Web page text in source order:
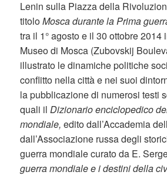
Lenin sulla Piazza della
titoloMosca durante la Prima
tra il 1° agosto e il 30 ottobre 2014
Museo di Mosca (Zubovskij
illustrato le dinamiche politiche
conflitto nella città e nei suoi
la pubblicazione di numerosi testi
quali ilDizionario enciclopedico
mondiale,edito dall’Accademia
dall’Associazione russa degli
guerra mondiale curato da E.
guerra mondiale e i destini della